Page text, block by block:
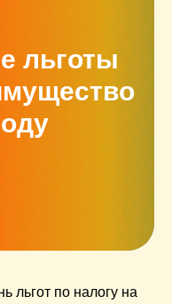
льготы
льгот по налогу на